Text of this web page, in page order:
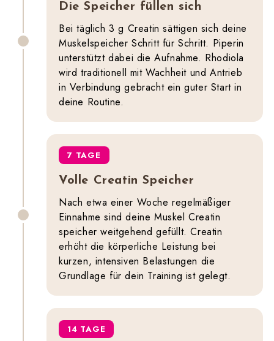
Die Speicher füllen sich
Bei täglich 3 g Creatin sättigen sich deine
Muskelspeicher Schritt für Schritt. Piperin
unterstützt dabei die Aufnahme. Rhodiola
wird traditionell mit Wachheit und Antrieb
in Verbindung gebracht ein guter Start in
deine Routine.
7 TAGE
Volle Creatin Speicher
Nach etwa einer Woche regelmäßiger
Einnahme sind deine Muskel Creatin
speicher weitgehend gefüllt. Creatin
erhöht die körperliche Leistung bei
kurzen, intensiven Belastungen die
Grundlage für dein Training ist gelegt.
14 TAGE